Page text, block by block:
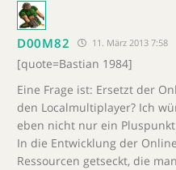
D00M82 11. März 2013 7:58
[quote=Bastian 1984]
Eine Frage ist: Ersetzt der
den Localmultiplayer? Ich
eben nicht nur ein
In die Entwicklung der
Ressourcen getseckt, die